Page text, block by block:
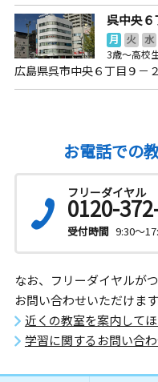
呉中央
月 火 水
3歳～高校
広島県呉市中央６丁目９
お電話での
フリーダイヤル
0120-
受付時間 9:30～
なお、フリーダイヤルが
お問い合わせいただけます
近くの教室を案内して
学習に関するお問い合